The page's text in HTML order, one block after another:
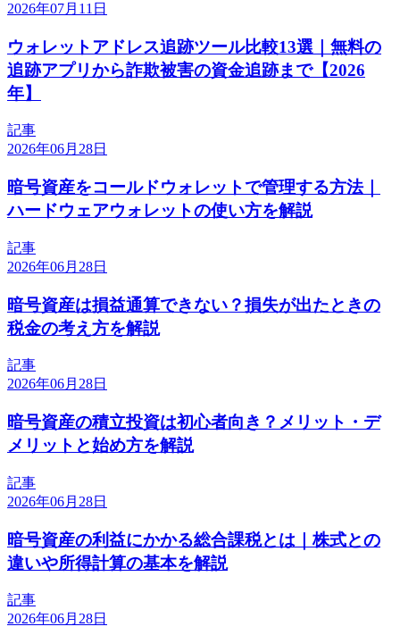
2026年07月11日
ウォレットアドレス追跡ツール比較13選｜無料の
追跡アプリから詐欺被害の資金追跡まで【2026
年】
記事
2026年06月28日
暗号資産をコールドウォレットで管理する方法｜
ハードウェアウォレットの使い方を解説
記事
2026年06月28日
暗号資産は損益通算できない？損失が出たときの
税金の考え方を解説
記事
2026年06月28日
暗号資産の積立投資は初心者向き？メリット・デ
メリットと始め方を解説
記事
2026年06月28日
暗号資産の利益にかかる総合課税とは｜株式との
違いや所得計算の基本を解説
記事
2026年06月28日